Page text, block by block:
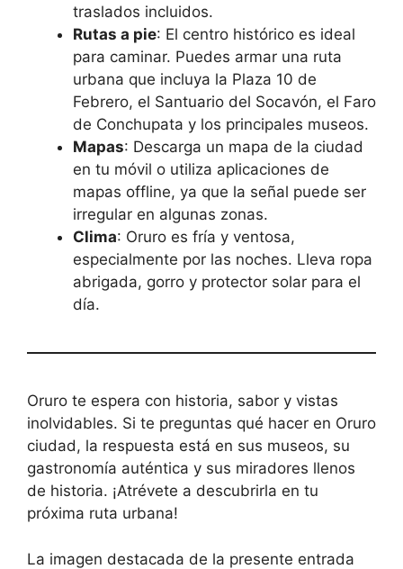
traslados incluidos.
Rutas a pie: El centro histórico es ideal
para caminar. Puedes armar una ruta
urbana que incluya la Plaza 10 de
Febrero, el Santuario del Socavón, el Faro
de Conchupata y los principales museos.
Mapas: Descarga un mapa de la ciudad
en tu móvil o utiliza aplicaciones de
mapas offline, ya que la señal puede ser
irregular en algunas zonas.
Clima: Oruro es fría y ventosa,
especialmente por las noches. Lleva ropa
abrigada, gorro y protector solar para el
día.
Oruro te espera con historia, sabor y vistas
inolvidables. Si te preguntas qué hacer en Oruro
ciudad, la respuesta está en sus museos, su
gastronomía auténtica y sus miradores llenos
de historia. ¡Atrévete a descubrirla en tu
próxima ruta urbana!
La imagen destacada de la presente entrada